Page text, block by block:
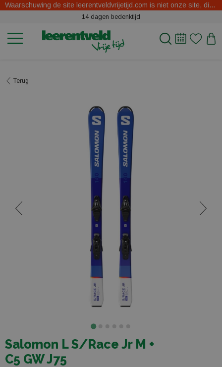
Waarschuwing de site leerentveldvrijetijd.com is niet onze site, dit zijn oplichters.
14 dagen bedenktijd
Terug
Salomon L S/Race Jr M +
C5 GW J75